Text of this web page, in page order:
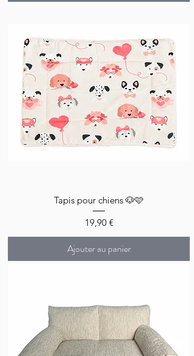
Tapis pour chiens 🐶🩷
Prix
19,90 €
Ajouter au panier